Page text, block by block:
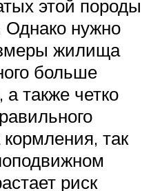
этой породы
Однако нужно
жилища
больше
также четко
так
риск